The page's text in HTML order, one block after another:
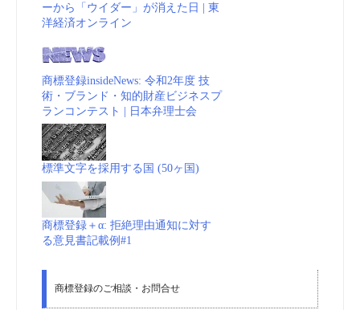
ーから「ウイダー」が消えた日 | 東
洋経済オンライン
商標登録insideNews: 令和2年度 技
術・ブランド・知的財産ビジネスプ
ランコンテスト | 日本弁理士会
標準文字を採用する国 (50ヶ国)
商標登録＋α: 拒絶理由通知に対す
る意見書記載例#1
商標登録のご相談・お問合せ